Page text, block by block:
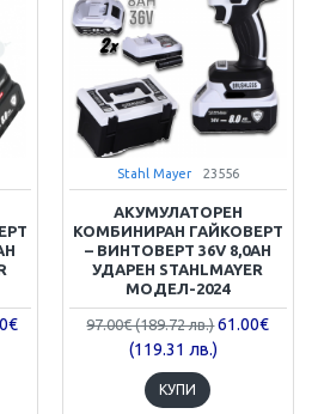
Stahl Mayer 23556
АКУМУЛАТОРЕН
КОМБИНИРАН ГАЙКОВЕРТ
– ВИНТОВЕРТ 36V 8,0AH
УДАРЕН STAHLMAYER
МОДЕЛ-2024
97.00€ (189.72 лв.) 61.00€
(119.31 лв.)
КУПИ